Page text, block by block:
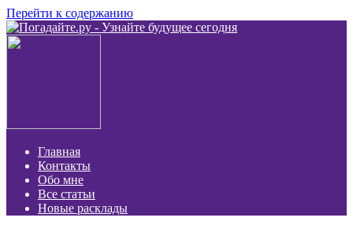
Перейти к содержанию
Главная
Контакты
Обо мне
Все статьи
Новые расклады